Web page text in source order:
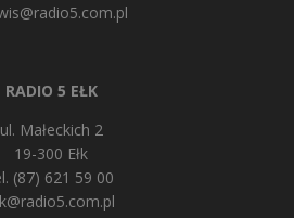
RADIO 5 EŁK
ul. Małeckich 2
19-300 Ełk
(87) 621 59 00